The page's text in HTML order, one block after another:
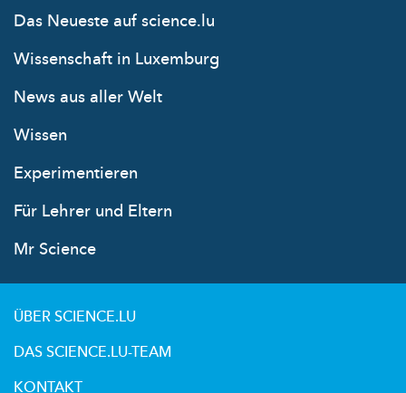
Das Neueste auf science.lu
Wissenschaft in Luxemburg
News aus aller Welt
Wissen
Experimentieren
Für Lehrer und Eltern
Mr Science
ÜBER SCIENCE.LU
DAS SCIENCE.LU-TEAM
KONTAKT